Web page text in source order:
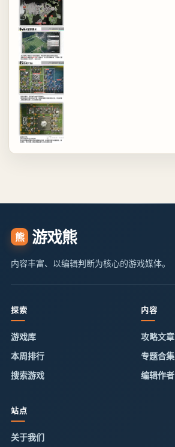
熊 游戏熊
内容丰富、以编辑判断为核心的游戏媒体。
探索
游戏库
本周排行
搜索游戏
内容
攻略文章
专题合集
编辑作者
站点
关于我们